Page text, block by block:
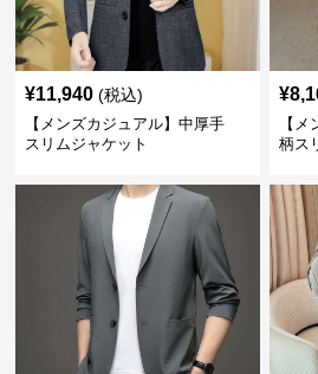
¥11,940 (税込)
【メンズカジュアル】中厚手
スリムジャケット
¥
【
柄ス